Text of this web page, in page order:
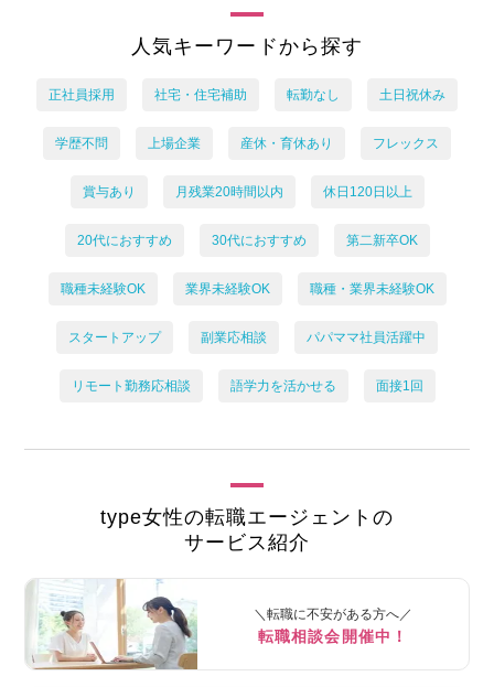
人気キーワードから探す
正社員採用 社宅・住宅補助 転勤なし 土日祝休み
学歴不問 上場企業 産休・育休あり フレックス
賞与あり 月残業20時間以内 休日120日以上
20代におすすめ 30代におすすめ 第二新卒OK
職種未経験OK 業界未経験OK 職種・業界未経験OK
スタートアップ 副業応相談 パパママ社員活躍中
リモート勤務応相談 語学力を活かせる 面接1回
type女性の転職エージェントの
サービス紹介
＼転職に不安がある方へ／
転職相談会開催中！